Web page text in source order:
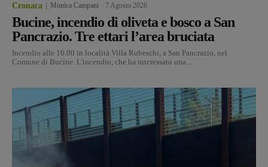
Cronaca Monica Campani 7 Agosto 2026
Bucine, incendio di oliveta e bosco a San
Pancrazio. Tre ettari l’area bruciata
Incendio alle 16.00 in località Villa Rubeschi, a San Pancrazio, nel
Comune di Bucine. L'incendio, che ha interessato una...